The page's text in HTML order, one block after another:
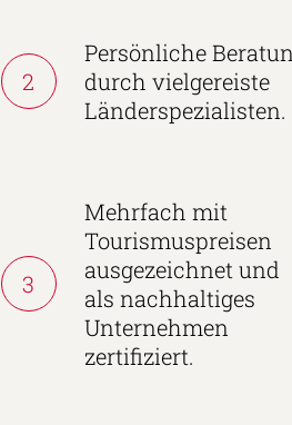
2
Persönliche
durch vielgereiste
Länderspezialisten.
3
Mehrfach mit
Tourismuspreisen
ausgezeichnet und
als nachhaltiges
Unternehmen
zertifiziert.